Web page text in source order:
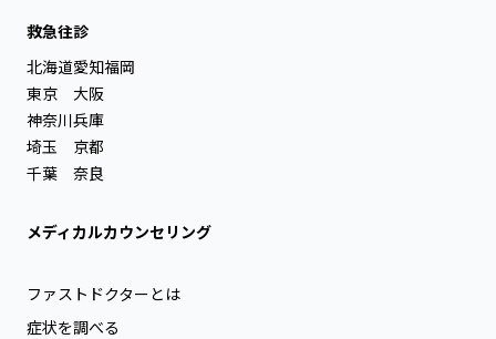
救急往診
北海道
東京
神奈川
埼玉
千葉
愛知
大阪
兵庫
京都
奈良
福岡
メディカルカウンセリング
ファストドクターとは
症状を調べる